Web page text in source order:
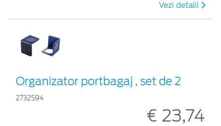
Vezi detalii
Organizator portbagaj , set de 2
2732594
€ 23,74